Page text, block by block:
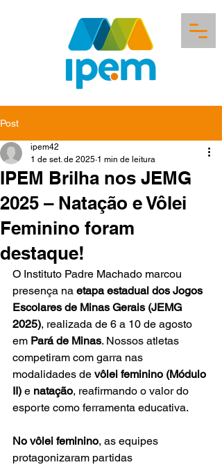
Post
IPEM Brilha nos JEMG
2025 – Natação e Vôlei
Feminino foram
destaque!
ipem42
1 de set. de 2025 1 min de leitura
O Instituto Padre Machado marcou
presença na etapa estadual dos Jogos
Escolares de Minas Gerais (JEMG
2025), realizada de 6 a 10 de agosto
em Pará de Minas. Nossos atletas
competiram com garra nas
modalidades de vôlei feminino (Módulo
II) e natação, reafirmando o valor do
esporte como ferramenta educativa.
No vôlei feminino, as equipes
protagonizaram partidas